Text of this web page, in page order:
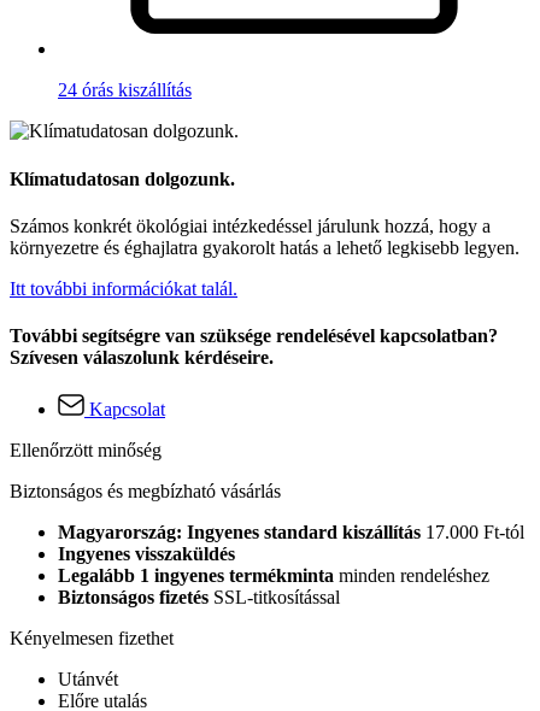
24 órás kiszállítás
Klímatudatosan dolgozunk.
Számos konkrét ökológiai intézkedéssel járulunk hozzá, hogy a
környezetre és éghajlatra gyakorolt hatás a lehető legkisebb legyen.
Itt további információkat talál.
További segítségre van szüksége rendelésével kapcsolatban?
Szívesen válaszolunk kérdéseire.
Kapcsolat
Ellenőrzött minőség
Biztonságos és megbízható vásárlás
Magyarország: Ingyenes standard kiszállítás 17.000 Ft-tól
Ingyenes visszaküldés
Legalább 1 ingyenes termékminta minden rendeléshez
Biztonságos fizetés SSL-titkosítással
Kényelmesen fizethet
Utánvét
Előre utalás